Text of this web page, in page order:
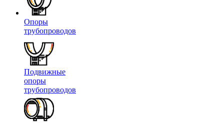
Опоры
трубопроводов
Подвижные
опоры
трубопроводов